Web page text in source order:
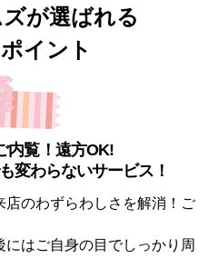
が選ばれる
イント
内覧！遠方OK!
変わらないサービス！
店のわずらわしさを解消！ご
にはご自身の目でしっかり周